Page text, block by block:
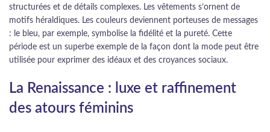
structurées et de détails complexes. Les vêtements s’ornent de
motifs héraldiques. Les couleurs deviennent porteuses de messages
: le bleu, par exemple, symbolise la fidélité et la pureté. Cette
période est un superbe exemple de la façon dont la mode peut être
utilisée pour exprimer des idéaux et des croyances sociaux.
La Renaissance : luxe et raffinement
des atours féminins